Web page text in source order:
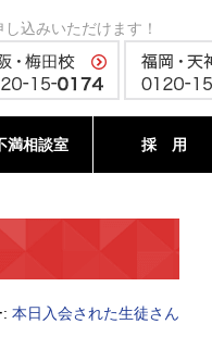
込みいただけます！
満相談室 採 用
本日入会された生徒さん